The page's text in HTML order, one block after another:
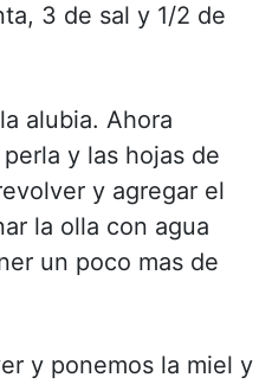
3 de sal y 1/2 de
alubia. Ahora
y las hojas de
y agregar el
la olla con agua
un poco mas de
y ponemos la miel y